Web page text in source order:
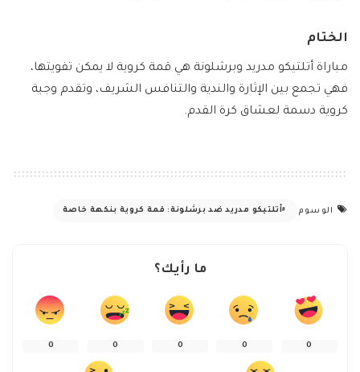
الختام
مباراة أتلتيكو مدريد وبرشلونة هي قمة كروية لا يمكن تفويتها،
فهي تجمع بين الإثارة والندية والتنافس الشريف، وتقدم وجبة
كروية دسمة لعشاق كرة القدم.
الوسوم أتلتيكو مدريد ضد برشلونة: قمة كروية بنكهة خاصة
ما رأيك؟
0
0
0
0
0